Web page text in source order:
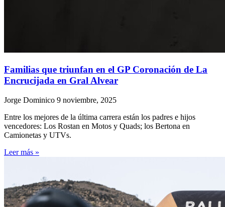
Familias que triunfan en el GP Coronación de La
Encrucijada en Gral Alvear
Jorge Dominico 9 noviembre, 2025
Entre los mejores de la última carrera están los padres e hijos
vencedores: Los Rostan en Motos y Quads; los Bertona en
Camionetas y UTVs.
Leer más »